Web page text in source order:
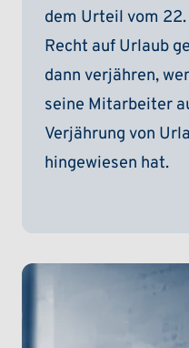
dem Urteil vom
Recht auf Urlaub
dann verjähren,
seine Mitarbeiter
Verjährung von
hingewiesen hat.